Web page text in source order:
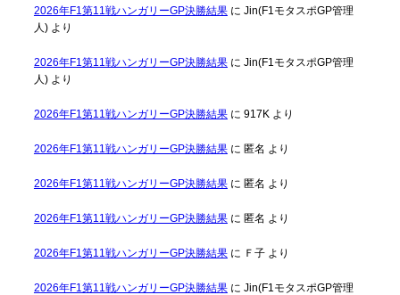
2026年F1第11戦ハンガリーGP決勝結果に Jin(F1モタスポGP管理
人)より
2026年F1第11戦ハンガリーGP決勝結果に Jin(F1モタスポGP管理
人)より
2026年F1第11戦ハンガリーGP決勝結果に 917K より
2026年F1第11戦ハンガリーGP決勝結果に 匿名 より
2026年F1第11戦ハンガリーGP決勝結果に 匿名 より
2026年F1第11戦ハンガリーGP決勝結果に 匿名 より
2026年F1第11戦ハンガリーGP決勝結果に Ｆ子より
2026年F1第11戦ハンガリーGP決勝結果に Jin(F1モタスポGP管理